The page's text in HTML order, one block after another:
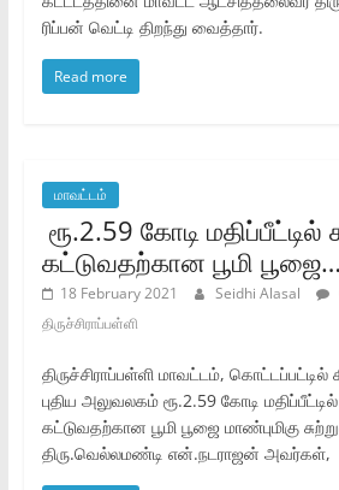
ரிப்பன்‌ வெட்டி திறந்து வைத்தார்‌.
Read more
மாவட்டம்
ரூ.2.59 கோடி
கட்டுவதற்கான பூமி பூஜை…
18 February 2021 Seidhi Alasal
திருச்சிராப்பள்ளி
திருச்சிராப்பள்ளி மாவட்டம்‌, கொட்டப்பட்டில்‌
புதிய அலுவலகம்‌ ரூ.2.59 கோடி
கட்டுவதற்கான பூமி பூஜை மாண்புமிகு
திரு.வெல்லமண்டி என்‌.நடராஜன்‌ அவர்கள்‌,